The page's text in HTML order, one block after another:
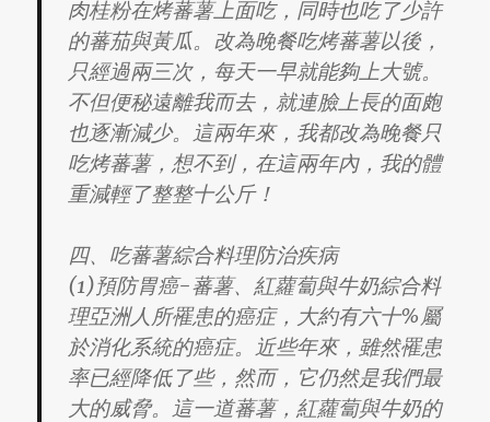
肉桂粉在烤蕃薯上面吃，同時也吃了少許
的蕃茄與黃瓜。改為晚餐吃烤蕃薯以後，
只經過兩三次，每天一早就能夠上大號。
不但便秘遠離我而去，就連臉上長的面皰
也逐漸減少。這兩年來，我都改為晚餐只
吃烤蕃薯，想不到，在這兩年內，我的體
重減輕了整整十公斤！
四、吃蕃薯綜合料理防治疾病
(1)預防胃癌-蕃薯、紅蘿蔔與牛奶綜合料
理亞洲人所罹患的癌症，大約有六十%屬
於消化系統的癌症。近些年來，雖然罹患
率已經降低了些，然而，它仍然是我們最
大的威脅。這一道蕃薯，紅蘿蔔與牛奶的